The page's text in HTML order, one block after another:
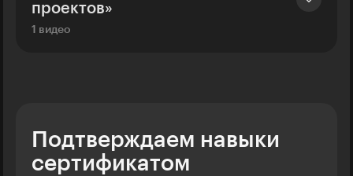
проектов»
1 видео
Подтверждаем навыки
сертификатом